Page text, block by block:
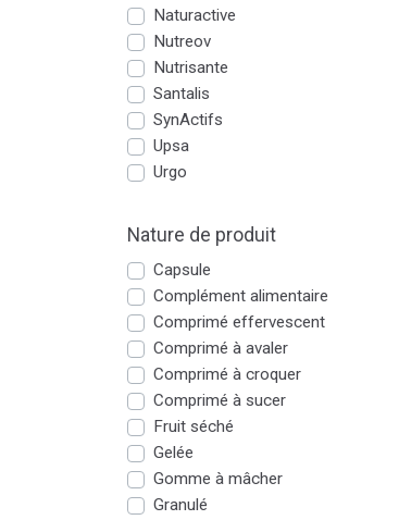
Naturactive
Nutreov
Nutrisante
Santalis
SynActifs
Upsa
Urgo
Nature de produit
Capsule
Complément alimentaire
Comprimé effervescent
Comprimé à avaler
Comprimé à croquer
Comprimé à sucer
Fruit séché
Gelée
Gomme à mâcher
Granulé